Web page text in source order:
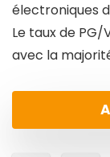
électroniques
Le taux de
avec la